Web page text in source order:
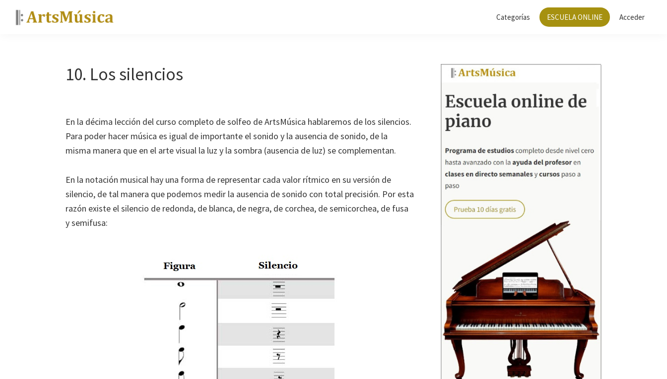
Saltar
Saltar
Saltar
Categorías ESCUELA ONLINE Acceder
10. Los silencios
En la décima lección del curso completo de solfeo de ArtsMúsica hablaremos de los silencios.
Para poder hacer música es igual de importante el sonido y la ausencia de sonido, de la
misma manera que en el arte visual la luz y la sombra (ausencia de luz) se complementan.
En la notación musical hay una forma de representar cada valor rítmico en su versión de
silencio, de tal manera que podemos medir la ausencia de sonido con total precisión. Por esta
razón existe el silencio de redonda, de blanca, de negra, de corchea, de semicorchea, de fusa
y semifusa:
Barra
principal